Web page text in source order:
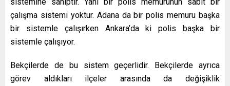
çalışma sistemi yoktur. Adana da bir polis memuru başka
bir sistemle çalışırken Ankara’da ki polis başka bir
sistemle çalışıyor.
Bekçilerde de bu sistem geçerlidir. Bekçilerde ayrıca
görev aldıkları ilçeler arasında da değişiklik